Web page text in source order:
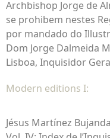
Archbishop Jorge de
se prohibem nestes
por mandado do
Dom Jorge Dalmeida
Lisboa, Inquisidor
Modern editions I:
Jésus Martínez